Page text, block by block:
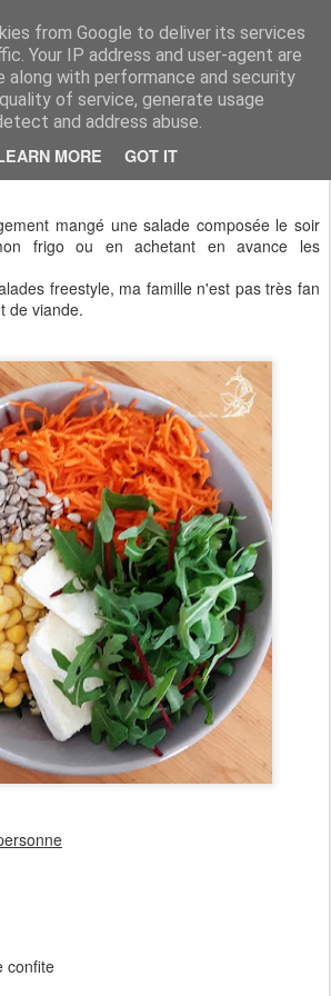
from Google to deliver its services
Your IP address and user-agent are
along with performance and security
of service, generate usage
and address abuse.
MORE GOT IT
Virginie
Salade du soir
mangé une salade composée le soir
frigo ou en achetant en avance les
freestyle, ma famille n'est pas très fan
de viande.
confite